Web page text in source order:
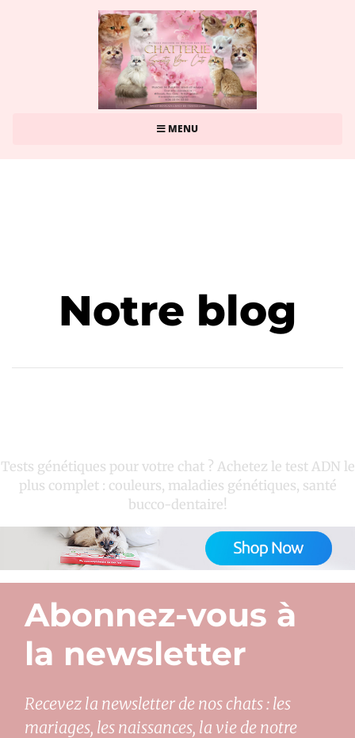
MENU
Notre blog
Tests génétiques pour votre chat ? Achetez le test ADN le
plus complet : couleurs, maladies génétiques, santé
bucco-dentaire!
Abonnez-vous à
la newsletter
Recevez la newsletter de nos chats : les
mariages, les naissances, la vie de notre